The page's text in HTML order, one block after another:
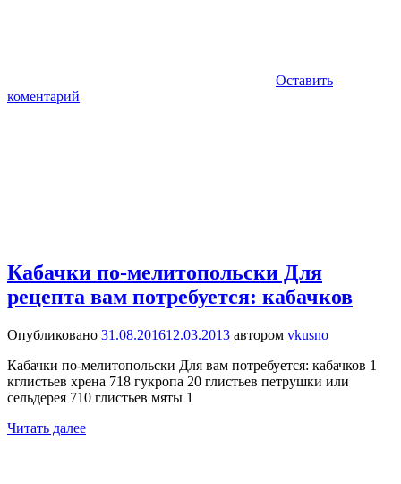
Оставить
коментарий
Кабачки по-мелитопольски Для
рецепта вам потребуется: кабачков
Опубликовано 31.08.201612.03.2013 автором vkusno
Кабачки по-мелитопольски Для вам потребуется: кабачков 1
кглистьев хрена 718 гукропа 20 глистьев петрушки или
сельдерея 710 глистьев мяты 1
Читать далее